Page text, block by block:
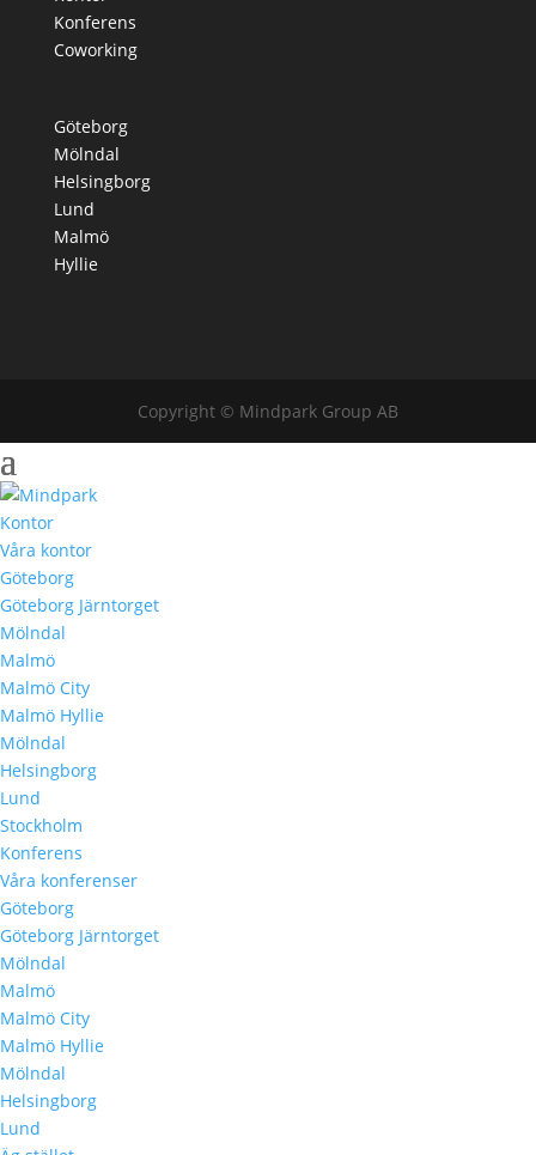
Konferens
Coworking
Göteborg
Mölndal
Helsingborg
Lund
Malmö
Hyllie
Copyright © Mindpark Group AB
Kontor
Våra kontor
Göteborg
Göteborg Järntorget
Mölndal
Malmö
Malmö City
Malmö Hyllie
Mölndal
Helsingborg
Lund
Stockholm
Konferens
Våra konferenser
Göteborg
Göteborg Järntorget
Mölndal
Malmö
Malmö City
Malmö Hyllie
Mölndal
Helsingborg
Lund